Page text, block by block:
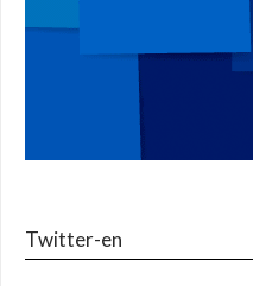
Twitter-en